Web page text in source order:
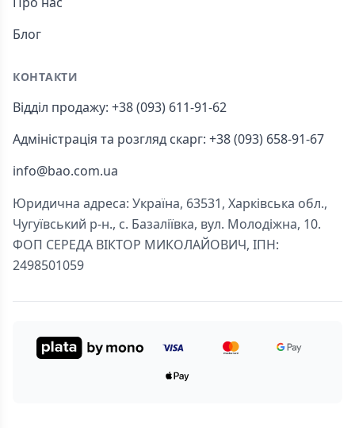
Блог
КОНТАКТИ
Відділ продажу: +38 (093) 611-91-62
Адміністрація та розгляд скарг: +38 (093) 658-91-67
info@bao.com.ua
Юридична адреса: Україна, 63531, Харківська обл.,
Чугуївський р-н., с. Базаліївка, вул. Молодіжна, 10.
ФОП СЕРЕДА ВІКТОР МИКОЛАЙОВИЧ, ІПН:
2498501059